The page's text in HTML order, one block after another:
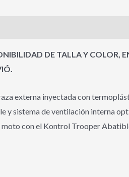
DE TALLA Y COLOR,
externa inyectada con
sistema de ventilación interna
con el Kontrol Trooper